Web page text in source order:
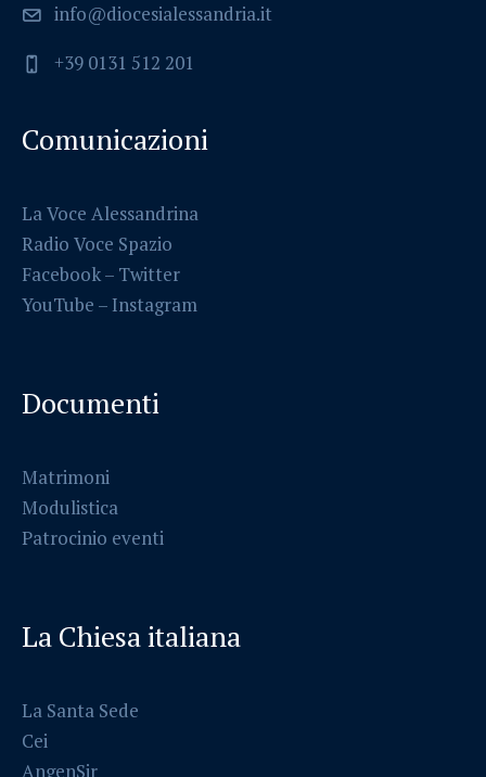
info@diocesialessandria.it
+39 0131 512 201
Comunicazioni
La Voce Alessandrina
Radio Voce Spazio
Facebook– Twitter
YouTube – Instagram
Documenti
Matrimoni
Modulistica
Patrocinio eventi
La Chiesa italiana
La Santa Sede
Cei
AngenSir